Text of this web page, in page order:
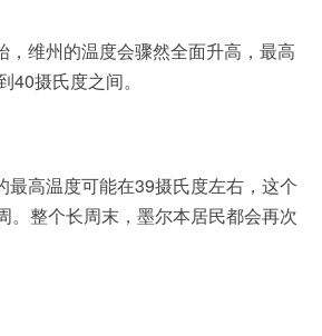
，维州的温度会骤然全面升高，最高
40摄氏度之间。
最高温度可能在39摄氏度左右，这个
。整个长周末，墨尔本居民都会再次